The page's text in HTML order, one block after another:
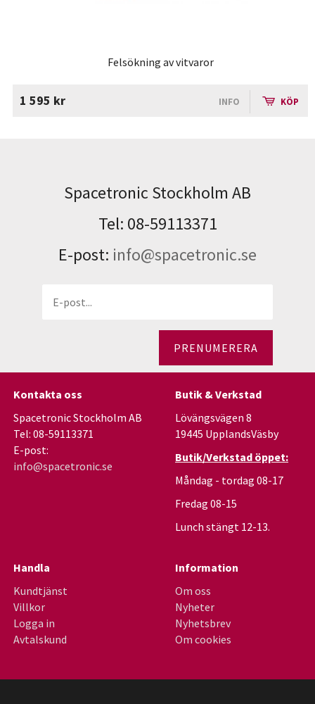
Felsökning av vitvaror
1 595 kr INFO KÖP
Spacetronic Stockholm AB
Tel: 08-59113371
E-post: info@spacetronic.se
PRENUMERERA
Kontakta oss
Spacetronic Stockholm AB
Tel: 08-59113371
E-post:
info@spacetronic.se
Butik & Verkstad
Lövängsvägen 8
19445 UpplandsVäsby
Butik/Verkstad öppet:
Måndag - tordag 08-17
Fredag 08-15
Lunch stängt 12-13.
Handla
Kundtjänst
Villkor
Logga in
Avtalskund
Information
Om oss
Nyheter
Nyhetsbrev
Om cookies